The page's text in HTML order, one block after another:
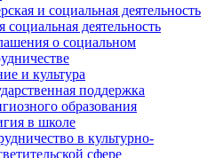
и социальная деятельность
социальная деятельность
о социальном
и культура
поддержка
образования
в школе
в культурно-
сфере